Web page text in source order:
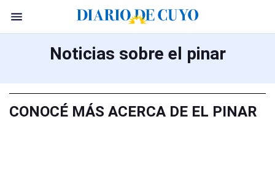
Noticias sobre el pinar
CONOCÉ MÁS ACERCA DE EL PINAR